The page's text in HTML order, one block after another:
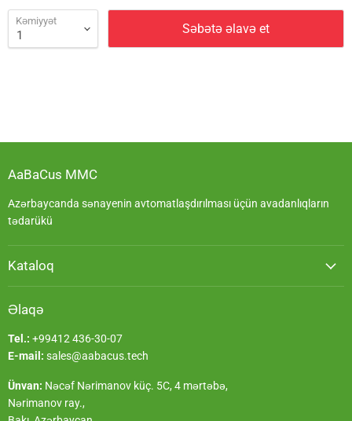
Kəmiyyət Səbətə əlavə et
AaBaCus MMC
Azərbaycanda sənayenin avtomatlaşdırılması üçün avadanlıqların
tədarükü
Kataloq
Əlaqə
Tel.: +99412 436-30-07
E-mail: sales@aabacus.tech
Ünvan: Nəcəf Nərimanov küç. 5C, 4 mərtəbə,
Nərimanov ray.,